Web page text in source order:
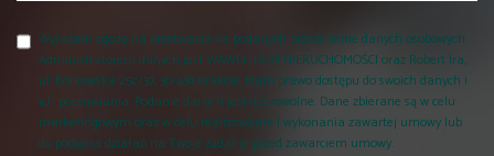
Wyrażam zgodę na przetwarzanie podanych przeze mnie danych osobowych.
Administratorem danych jest WAWEL-DOM NIERUCHOMOŚCI oraz Robert Ira,
ul. Borkowska 25c/37, 30-438 Kraków. Mam prawo dostępu do swoich danych i
ich poprawiania. Podanie danych jest dobrowolne. Dane zbierane są w celu
marketingowym oraz w celu realizowania i wykonania zawartej umowy lub
do podjęcia działań na Twoje żądanie przed zawarciem umowy.